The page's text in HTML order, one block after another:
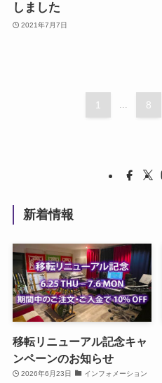
しました
2021年7月7日
1 ... 8
新着情報
移転リニューアル記念キャ
ンペーンのお知らせ
2026年6月23日 インフォメーション